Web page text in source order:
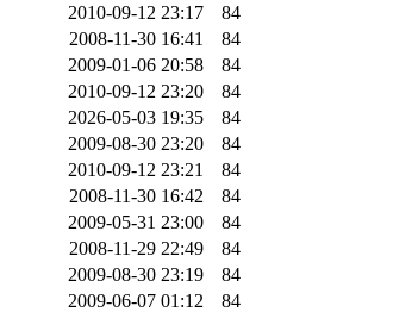
2010-09-12 23:17
84
2008-11-30 16:41
84
2009-01-06 20:58
84
2010-09-12 23:20
84
2026-05-03 19:35
84
2009-08-30 23:20
84
2010-09-12 23:21
84
2008-11-30 16:42
84
2009-05-31 23:00
84
2008-11-29 22:49
84
2009-08-30 23:19
84
2009-06-07 01:12
84